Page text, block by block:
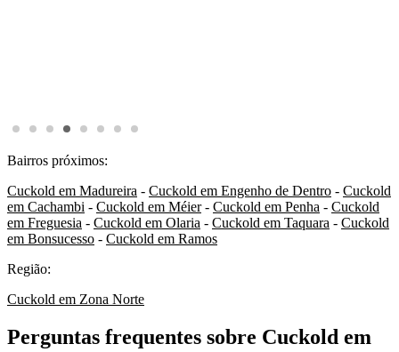
Bairros próximos:
Cuckold em Madureira - Cuckold em Engenho de Dentro - Cuckold
em Cachambi - Cuckold em Méier- Cuckold em Penha - Cuckold
em Freguesia - Cuckold em Olaria - Cuckold em Taquara - Cuckold
em Bonsucesso - Cuckold em Ramos
Região:
Cuckold em Zona Norte
Perguntas frequentes sobre Cuckold em